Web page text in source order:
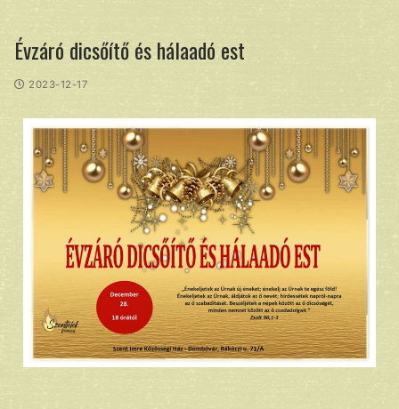
Évzáró dicsőítő és hálaadó est
2023-12-17